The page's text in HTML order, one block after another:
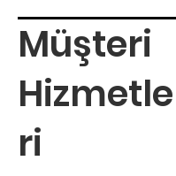
Müşteri
Hizmetle
ri